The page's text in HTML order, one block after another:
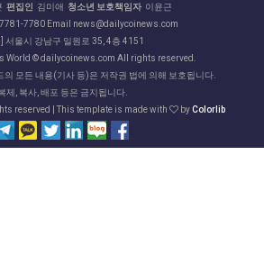
편집인 김미애 청소년 보호책임자 이윤근
7780 Email news@dailycoinews.com
] 서울시 강남구 일원로 35, 4층 4151
World © dailycoinews.com All rights reserved.
의 모든 내용(기사 등)은 저작권 법에 의해 보호됩니다.
제, 복사, 배포 등은 금지됩니다.
reserved | This template is made with byColorlib